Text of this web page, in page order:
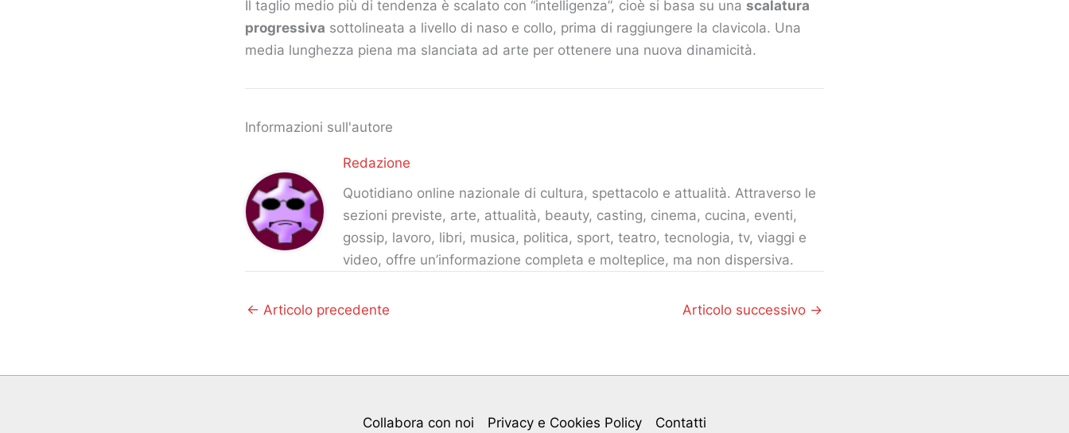
Il taglio medio più di tendenza è scalato con “intelligenza”, cioè si basa su una scalatura
progressiva sottolineata a livello di naso e collo, prima di raggiungere la clavicola. Una
media lunghezza piena ma slanciata ad arte per ottenere una nuova dinamicità.
Informazioni sull'autore
Redazione
Quotidiano online nazionale di cultura, spettacolo e attualità. Attraverso le
sezioni previste, arte, attualità, beauty, casting, cinema, cucina, eventi,
gossip, lavoro, libri, musica, politica, sport, teatro, tecnologia, tv, viaggi e
video, offre un’informazione completa e molteplice, ma non dispersiva.
← Articolo precedente Articolo successivo →
Collabora con noi Privacy e Cookies Policy Contatti